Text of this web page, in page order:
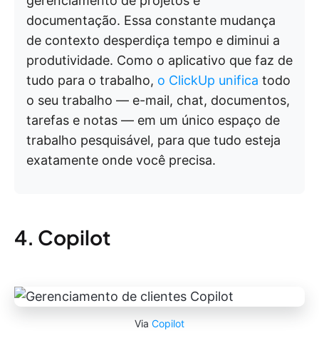
documentação. Essa constante mudança
de contexto desperdiça tempo e diminui a
produtividade. Como o aplicativo que faz de
tudo para o trabalho, o ClickUp unifica todo
o seu trabalho — e-mail, chat, documentos,
tarefas e notas — em um único espaço de
trabalho pesquisável, para que tudo esteja
exatamente onde você precisa.
4. Copilot
Via Copilot